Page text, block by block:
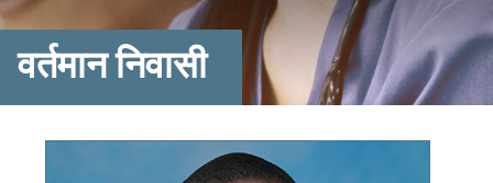
वर्तमान निवासी